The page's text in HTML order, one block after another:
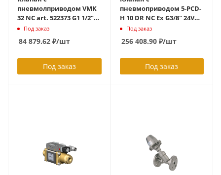
пневмолприводом VMK
32 NC art. 522373 G1 1/2”
упр. давления 4 – 8 бар,
раб.давление 0–16 бар,
вохздух 100°C, латунь,
НЗ ID399804
Под заказ
84 879.62 ₽/шт
Под заказ
пневмоприводом 5-PCD-
H 10 DR NC Ex G3/8" 24VDC
via Ex-pilot valve 0-500бар
+40С,нерж.ст.,5/2 way Ex
спец. уплотнения ID
Под заказ
256 408.90₽/шт
Под заказ